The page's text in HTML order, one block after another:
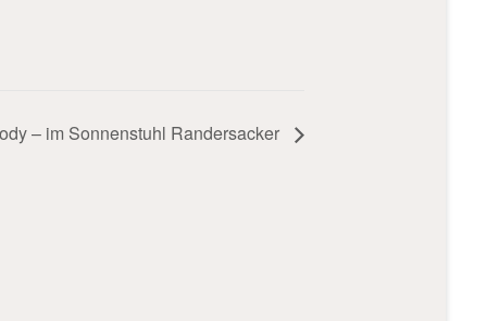
– im Sonnenstuhl Randersacker